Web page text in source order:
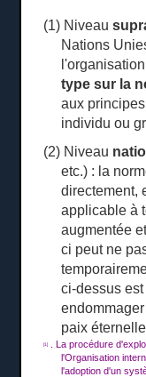
(1) Niveau
Nations
type sur la
aux
individu ou
(2) Niveau
etc.) : la
directement,
applicable à
augmentée
ci peut ne
ci-dessus
paix
[1] .La procédure
l'Organisation
l'adoption d'un